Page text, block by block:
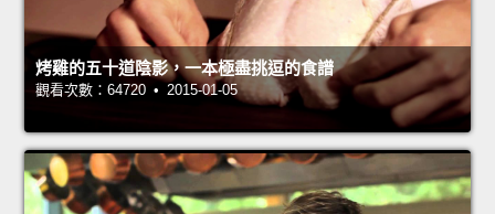
烤雞的五十道陰影，一本極盡挑逗的食譜
觀看次數：64720 • 2015-01-05